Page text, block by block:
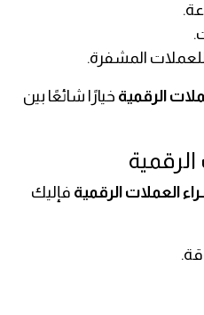
المشفرة.
الرقمية خيارًا شائعًا بين
العملات الرقمية فإليك